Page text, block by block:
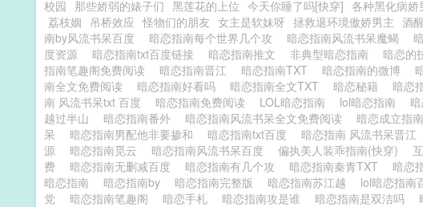
校园 那些娇弱的婊子们 黑莲花的上位 今天你睡了吗[快穿] 各种黑化病娇
荔枝姻
吊桥效应 怪物们的朋友 女主是软妹呀 拯救退环境傲娇男主 酒
南by风流书呆百度
暗恋指南每个世界几个攻 暗恋指南风流书呆魔蝎
度资源
暗恋指南txt百度链接 暗恋指南推文 非典型暗恋指南 暗恋的
指南笔趣阁免费阅读
暗恋指南晋江 暗恋指南TXT 暗恋指南的微博
南全文免费阅读
暗恋指南好看吗 暗恋指南全文TXT 暗恋秘籍 暗恋
南 风流书呆txt 百度
暗恋指南免费阅读 LOL暗恋指南 lol暗恋指南
越过半山
暗恋指南番外 暗恋指南风流书呆全文免费阅读 暗恋成立指南
呆
暗恋指南男配他非要掺和 暗恋指南txt百度 暗恋指南 风流书呆晋江
源
暗恋指南觅云 暗恋指南风流书呆百度 偏执美人装乖指南(快穿)
费
暗恋指南无删减百度 暗恋指南有几个攻 暗恋指南秦青TXT 暗恋
暗恋指南
暗恋指南by 暗恋指南完整版 暗恋指南苏江越 lol暗恋指南
党
暗恋指南笔趣阁 暗恋手札 暗恋指南攻是谁 暗恋指南是双洁吗